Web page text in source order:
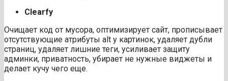
Clearfy
Очищает код от мусора, оптимизирует сайт, прописывает
отсутствующие атрибуты alt у картинок, удаляет дубли
страниц, удаляет лишние теги, усиливает защиту
админки, приватность, убирает не нужные виджеты и
делает кучу чего еще.